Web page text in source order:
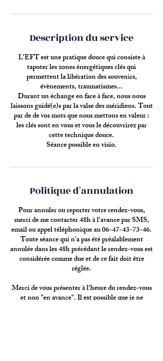
Description du service
L'EFT est une pratique douce qui consiste à
tapoter les zones énergétiques clés qui
permettent la libération des souvenirs,
évènements, traumatismes...
Durant un échange en face à face, nous nous
laissons guidé(e)s par la valse des méridiens. Tout
par de de vos mots que nous mettons en valeur :
les clés sont en vous et vous le découvrirez par
cette technique douce.
Séance possible en visio.
Politique d'annulation
Pour annuler ou reporter votre rendez-vous,
merci de me contacter 48h à l'avance par SMS,
email ou appel téléphonique au 06-47-43-73-46.
Toute séance qui n'a pas été préalablement
annulée dans les 48h précédant le rendez-vous est
considérée comme due et de ce fait doit être
réglée.
Merci de vous présenter à l'heure du rendez-vous
et non "en avance". Il est possible que je ne